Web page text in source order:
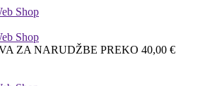
ZA NARUDŽBE PREKO 40,00 €